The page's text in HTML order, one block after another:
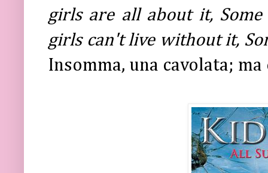
girls are all about it,
girls can't live without it,
Insomma, una cavolata; ma